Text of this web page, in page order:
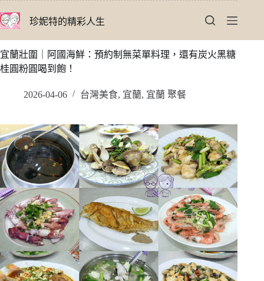
至
要
內
珍妮特的精彩人生
宜蘭壯圍｜阿國海鮮：預約制無菜單料理，還有炭火黑糖
桂圓粉圓喝到飽！
2026-04-06 台灣美食, 宜蘭, 宜蘭 聚餐